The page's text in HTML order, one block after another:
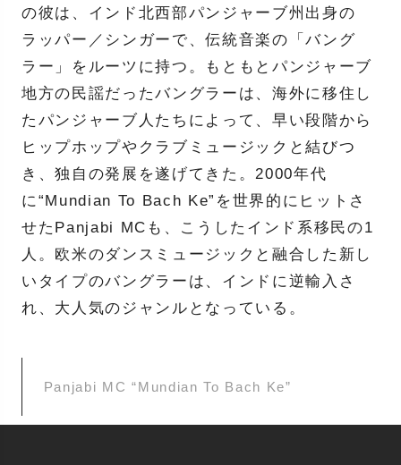
の彼は、インド北西部パンジャーブ州出身の
ラッパー／シンガーで、伝統音楽の「バング
ラー」をルーツに持つ。もともとパンジャーブ
地方の民謡だったバングラーは、海外に移住し
たパンジャーブ人たちによって、早い段階から
ヒップホップやクラブミュージックと結びつ
き、独自の発展を遂げてきた。2000年代
に“Mundian To Bach Ke”を世界的にヒットさ
せたPanjabi MCも、こうしたインド系移民の1
人。欧米のダンスミュージックと融合した新し
いタイプのバングラーは、インドに逆輸入さ
れ、大人気のジャンルとなっている。
Panjabi MC “Mundian To Bach Ke”